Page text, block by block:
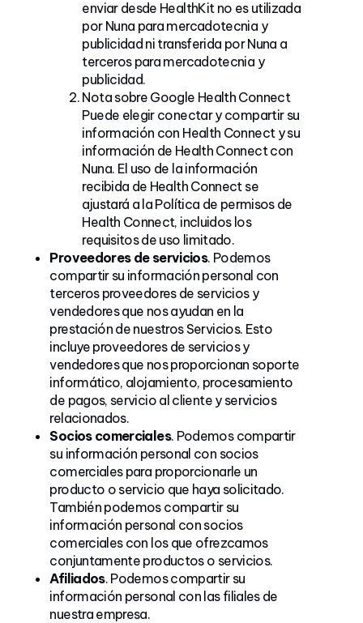
enviar desde HealthKit no es utilizada
por Nuna para mercadotecnia y
publicidad ni transferida por Nuna a
terceros para mercadotecnia y
publicidad.
Nota sobre Google Health Connect
Puede elegir conectar y compartir su
información con Health Connect y su
información de Health Connect con
Nuna. El uso de la información
recibida de Health Connect se
ajustará a la Política de permisos de
Health Connect, incluidos los
requisitos de uso limitado.
Proveedores de servicios. Podemos
compartir su información personal con
terceros proveedores de servicios y
vendedores que nos ayudan en la
prestación de nuestros Servicios. Esto
incluye proveedores de servicios y
vendedores que nos proporcionan soporte
informático, alojamiento, procesamiento
de pagos, servicio al cliente y servicios
relacionados.
Socios comerciales. Podemos compartir
su información personal con socios
comerciales para proporcionarle un
producto o servicio que haya solicitado.
También podemos compartir su
información personal con socios
comerciales con los que ofrezcamos
conjuntamente productos o servicios.
Afiliados. Podemos compartir su
información personal con las filiales de
nuestra empresa.